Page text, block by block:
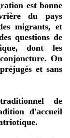
est bonne
du pays
migrants, et
questions de
dont les
On
et sans
de
d'accueil